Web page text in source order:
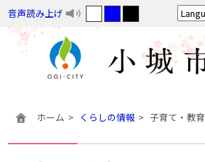
音声読み上げ
ホーム くらしの情報 子育て・教育